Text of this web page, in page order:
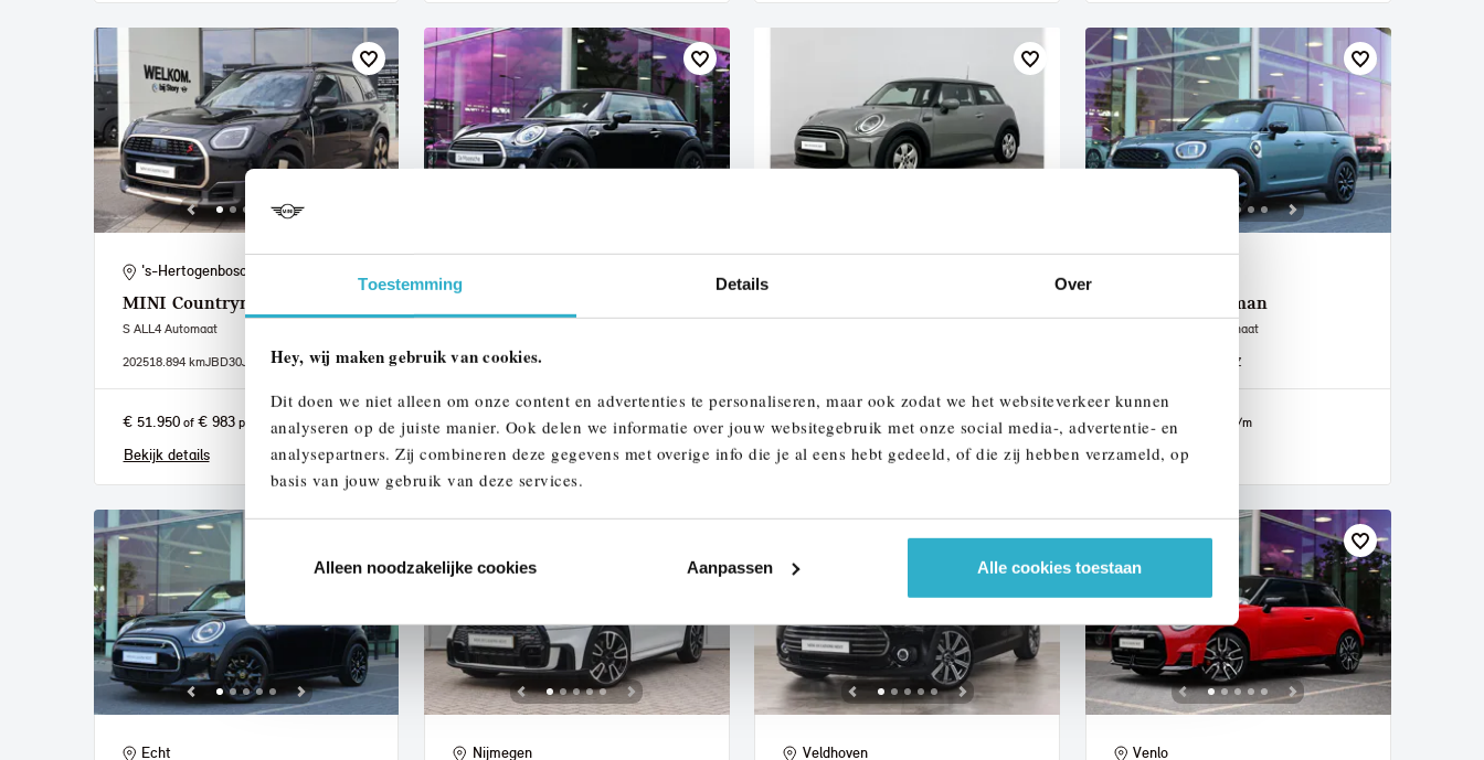
Toestemming Details Over
Hey, wij maken gebruik van cookies.
Dit doen we niet alleen om onze content en advertenties te personaliseren, maar ook zodat we het websiteverkeer kunnen
analyseren op de juiste manier. Ook delen we informatie over jouw websitegebruik met onze social media-, advertentie- en
analysepartners. Zij combineren deze gegevens met overige info die je al eens hebt gedeeld, of die zij hebben verzameld, op
basis van jouw gebruik van deze services.
Alleen noodzakelijke cookies Aanpassen Alle cookies toestaan
's-Hertogenbosch
MINI Countryman
S ALL4 Automaat
202518.894 kmJBD30J
€ 51.950of € 983p/m
Bekijk details
2019 72.458 kmZN238G
€ 15.950of € 302p/m
Bekijk details
€ 18.450of€ 349p/m
Bekijk details
Countryman
Cooper SE ALL4 Automaat
KPN92Z
€ 35.950of p/m
Bekijk details
Echt Nijmegen Veldhoven Venlo